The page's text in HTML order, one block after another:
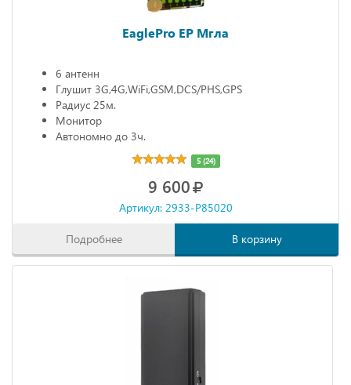
EaglePro EP Мгла
6 антенн
Глушит 3G,4G,WiFi,GSM,DCS/PHS,GPS
Радиус 25м.
Монитор
Автономно до 3ч.
5 (24)
9 600
Артикул: 2933-P85020
Подробнее В корзину